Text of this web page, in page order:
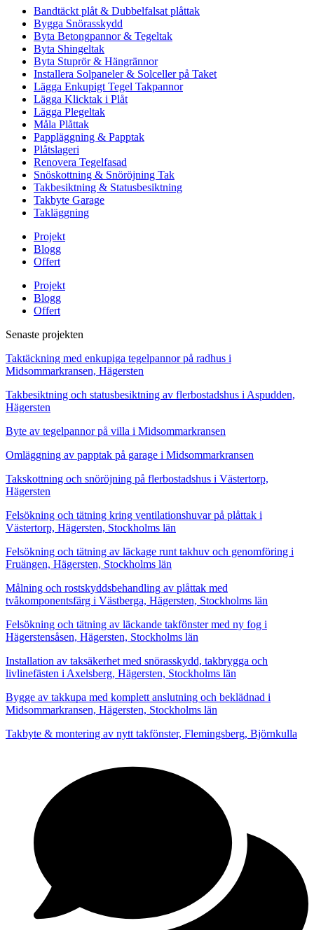
Bandtäckt plåt & Dubbelfalsat plåttak
Bygga Snörasskydd
Byta Betongpannor & Tegeltak
Byta Shingeltak
Byta Stuprör & Hängrännor
Installera Solpaneler & Solceller på Taket
Lägga Enkupigt Tegel Takpannor
Lägga Klicktak i Plåt
Lägga Plegeltak
Måla Plåttak
Pappläggning & Papptak
Plåtslageri
Renovera Tegelfasad
Snöskottning & Snöröjning Tak
Takbesiktning & Statusbesiktning
Takbyte Garage
Takläggning
Projekt
Blogg
Offert
Projekt
Blogg
Offert
Senaste projekten
Taktäckning med enkupiga tegelpannor på radhus i
Midsommarkransen, Hägersten
Takbesiktning och statusbesiktning av flerbostadshus i Aspudden,
Hägersten
Byte av tegelpannor på villa i Midsommarkransen
Omläggning av papptak på garage i Midsommarkransen
Takskottning och snöröjning på flerbostadshus i Västertorp,
Hägersten
Felsökning och tätning kring ventilationshuvar på plåttak i
Västertorp, Hägersten, Stockholms län
Felsökning och tätning av läckage runt takhuv och genomföring i
Fruängen, Hägersten, Stockholms län
Målning och rostskyddsbehandling av plåttak med
tvåkomponentsfärg i Västberga, Hägersten, Stockholms län
Felsökning och tätning av läckande takfönster med ny fog i
Hägerstensåsen, Hägersten, Stockholms län
Installation av taksäkerhet med snörasskydd, takbrygga och
livlinefästen i Axelsberg, Hägersten, Stockholms län
Bygge av takkupa med komplett anslutning och beklädnad i
Midsommarkransen, Hägersten, Stockholms län
Takbyte & montering av nytt takfönster, Flemingsberg, Björnkulla